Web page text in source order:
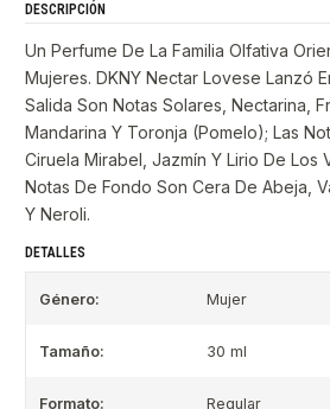
DESCRIPCIÓN
Un Perfume De La Familia Olfativa
Mujeres. DKNY Nectar Lovese Lanzó
Salida Son Notas Solares, Nectarina,
Mandarina Y Toronja (Pomelo); Las
Ciruela Mirabel, Jazmín Y Lirio De Los
Notas De Fondo Son Cera De Abeja,
Y Neroli.
DETALLES
Género: Mujer
Tamaño: 30 ml
Formato: Regular